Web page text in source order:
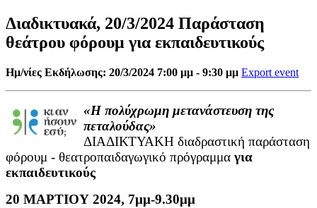
Διαδικτυακά, 20/3/2024 Παράσταση
θεάτρου φόρουμ για εκπαιδευτικούς
Ημ/νίες Εκδήλωσης: 20/3/2024 7:00 μμ - 9:30 μμ Export event
«Η πολύχρωμη μετανάστευση της
πεταλούδας»
ΔΙΑΔΙΚΤΥΑΚΗ διαδραστική παράσταση
φόρουμ - θεατροπαιδαγωγικό πρόγραμμα για
εκπαιδευτικούς
20 ΜΑΡΤΙΟΥ 2024, 7μμ-9.30μμ